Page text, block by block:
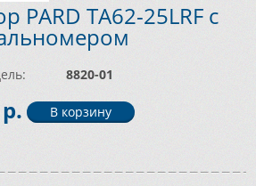
PARD TA62-25LRF с
8820-01